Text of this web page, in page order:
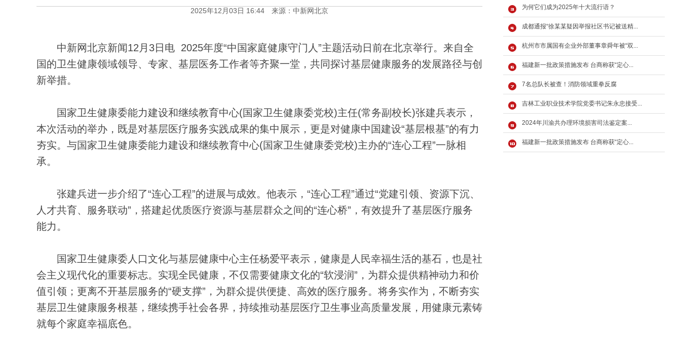
2025年12月03日 16:44 来源：中新网北京
中新网北京新闻12月3日电 2025年度“中国家庭健康守门人”主题活动日前在北京举行。来自全
国的卫生健康领域领导、专家、基层医务工作者等齐聚一堂，共同探讨基层健康服务的发展路径与创
新举措。
国家卫生健康委能力建设和继续教育中心(国家卫生健康委党校)主任(常务副校长)张建兵表示，
本次活动的举办，既是对基层医疗服务实践成果的集中展示，更是对健康中国建设“基层根基”的有力
夯实。与国家卫生健康委能力建设和继续教育中心(国家卫生健康委党校)主办的“连心工程”一脉相
承。
张建兵进一步介绍了“连心工程”的进展与成效。他表示，“连心工程”通过“党建引领、资源下沉、
人才共育、服务联动”，搭建起优质医疗资源与基层群众之间的“连心桥”，有效提升了基层医疗服务
能力。
国家卫生健康委人口文化与基层健康中心主任杨爱平表示，健康是人民幸福生活的基石，也是社
会主义现代化的重要标志。实现全民健康，不仅需要健康文化的“软浸润”，为群众提供精神动力和价
值引领；更离不开基层服务的“硬支撑”，为群众提供便捷、高效的医疗服务。将务实作为，不断夯实
基层卫生健康服务根基，继续携手社会各界，持续推动基层医疗卫生事业高质量发展，用健康元素铸
就每个家庭幸福底色。
为何它们成为2025年十大流行语？
成都通报“徐某某疑因举报社区书记被送精...
杭州市市属国有企业外部董事章舜年被“双...
福建新一批政策措施发布 台商称获“定心...
7名总队长被查！消防领域重拳反腐
吉林工业职业技术学院党委书记朱永忠接受...
2024年川渝共办理环境损害司法鉴定案...
福建新一批政策措施发布 台商称获“定心...